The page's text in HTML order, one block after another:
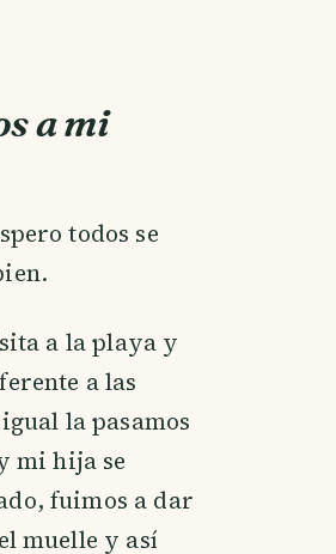
a mi
todos se
a la playa y
a las
la pasamos
mi hija se
fuimos a dar
muelle y así